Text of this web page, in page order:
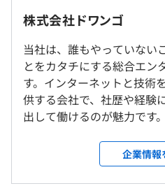
◆資格取得手当制度
社員自らのスキル向上を図る
する対象資格を取得した方に
します。
◎エンジニアは原則リモート勤
テレワーク開始以来、北海
間が増えました！
就業場所の変更範囲
＜雇入時＞
本社、もしくはリモートワーク
会社の定める就業場所
主性に任せています
・完全週休2日制（土・日）
・祝日
・年次有給休暇（入社日より
株式会社ドワンゴ
当社は、誰もやっていない
とをカタチにする総合エン
す。インターネットと技術
供する会社で、社歴や経験
出して働けるのが魅力です。 ◆◆◆事業内容◆◆◆
ラットフォーム『ニコニコ
送』をはじめとした、独自
コミュニケーションを楽し
企業情報